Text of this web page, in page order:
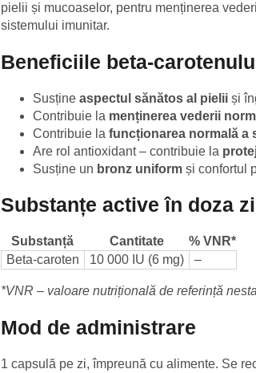
pielii și mucoaselor, pentru menținerea
sistemului imunitar.
Beneficiile beta-
Susține aspectul sănătos al pielii și
Contribuie la menținerea vederii
Contribuie la funcționarea normală a
Are rol antioxidant – contribuie la
Susține un bronz uniform și confortul
Substanțe active în doza
Substanță Cantitate
% VNR*
Beta-caroten
10 000 IU (6 mg) –
*VNR – valoare nutrițională de referință
Mod de administrare
1 capsulă pe zi, împreună cu alimente. Se